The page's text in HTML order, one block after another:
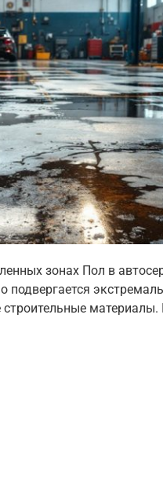
зонах Пол в
подвергается
материалы.